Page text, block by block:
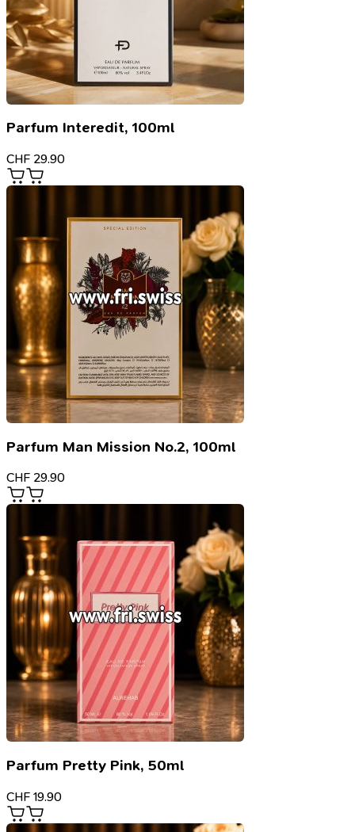
Parfum Interedit, 100ml
CHF 29.90
Parfum Man Mission No.2, 100ml
CHF 29.90
Parfum Pretty Pink, 50ml
CHF 19.90